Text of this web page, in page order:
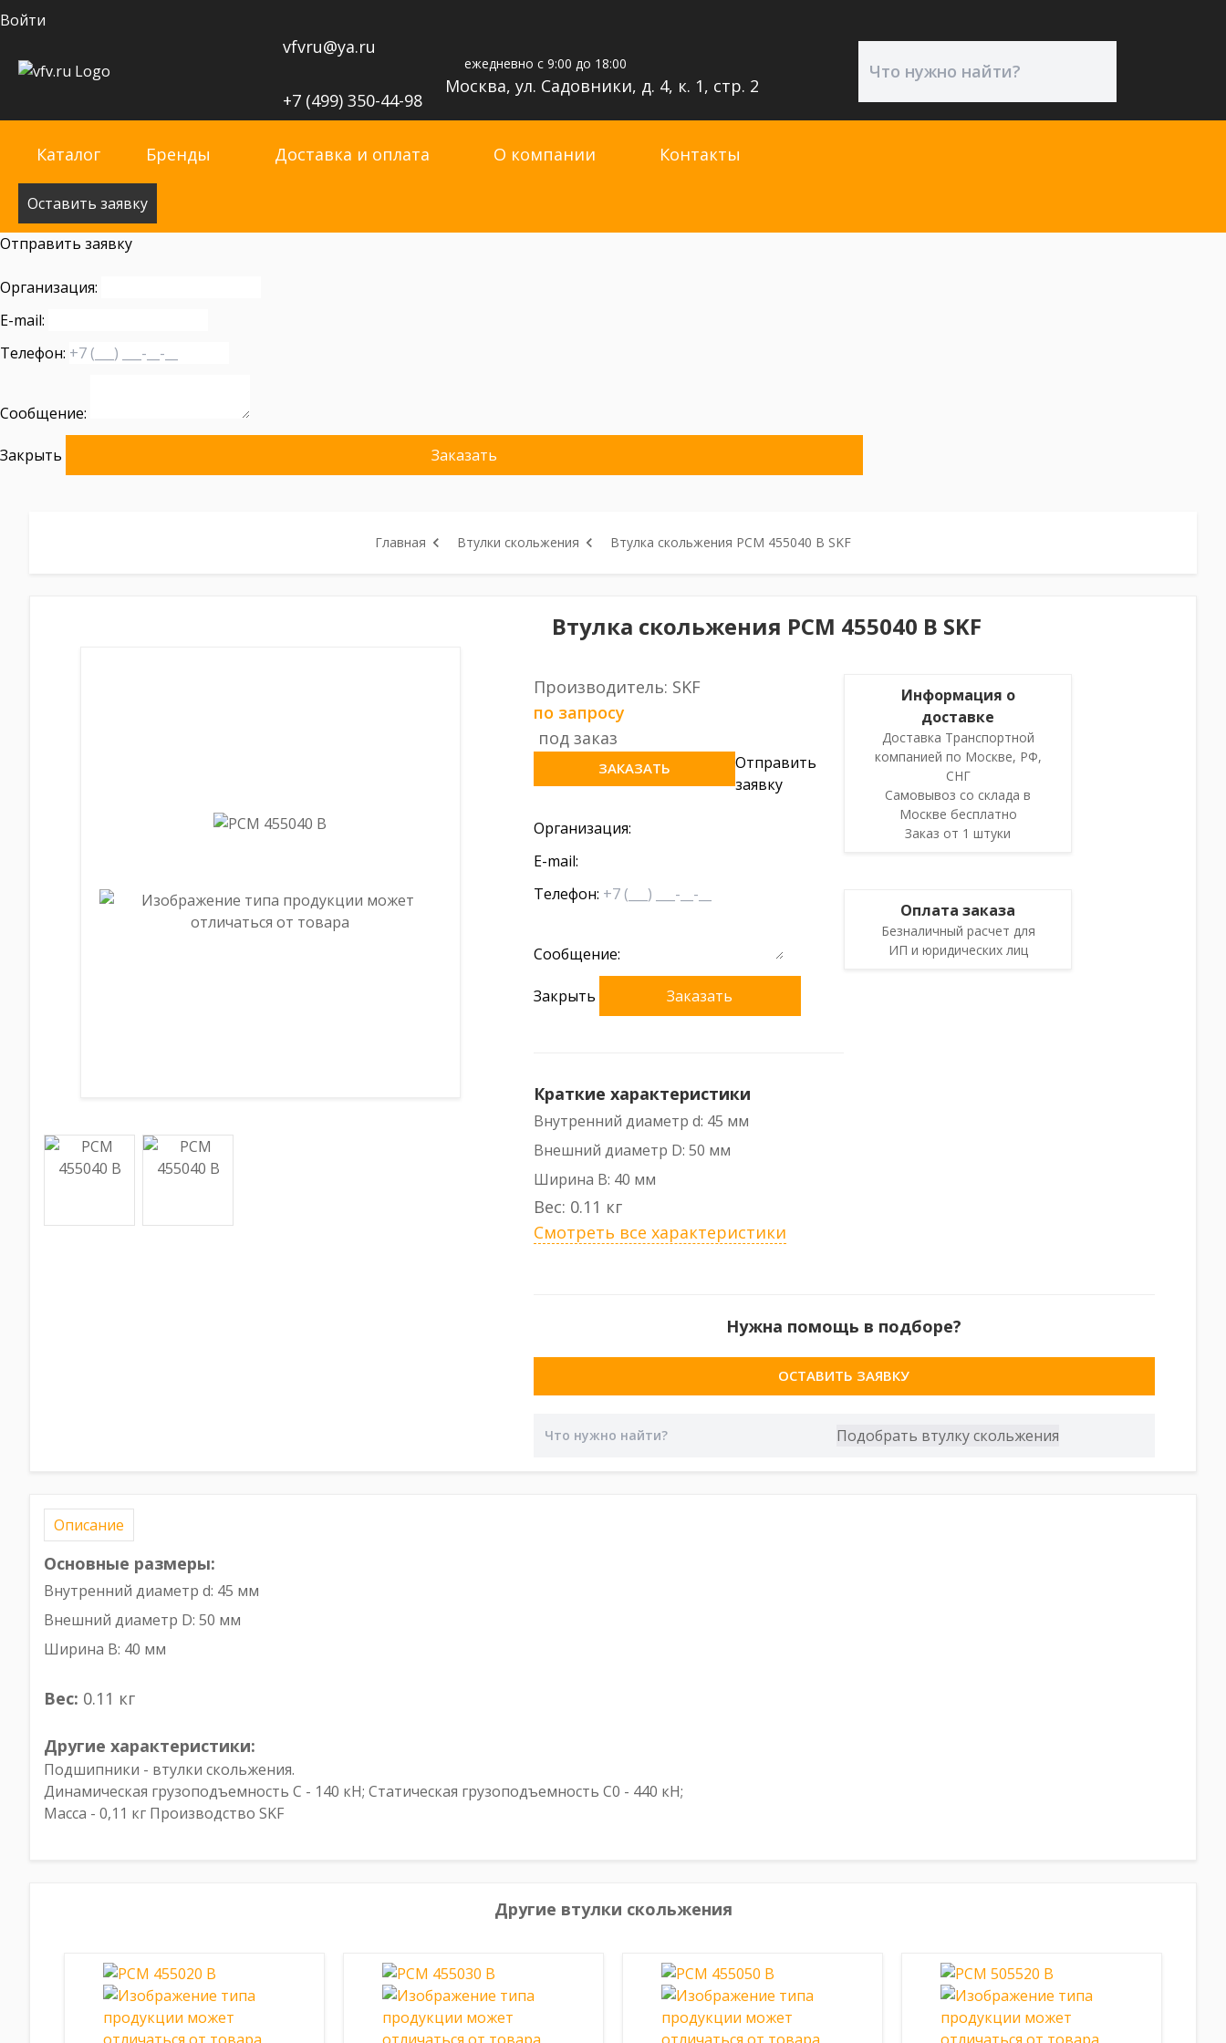
Войти
vfvru@ya.ru
+7 (499) 350-44-98
ежедневно с 9:00 до 18:00
Москва, ул. Садовники, д. 4, к. 1, стр. 2
Каталог Бренды Доставка и оплата О компании Контакты
Оставить заявку
Отправить заявку
Организация:
E-mail:
Телефон:
Сообщение:
Закрыть Заказать
Главная Втулки скольжения Втулка скольжения PCM 455040 B SKF
Втулка скольжения PCM 455040 B SKF
Производитель: SKF
по запросу
под заказ
ЗАКАЗАТЬ
Отправить
заявку
Организация:
E-mail:
Телефон:
Сообщение:
Закрыть Заказать
Краткие характеристики
Внутренний диаметр d: 45 мм
Внешний диаметр D: 50 мм
Ширина B: 40 мм
Вес: 0.11 кг
Смотреть все характеристики
Информация о
доставке
Доставка Транспортной
компанией по Москве, РФ,
СНГ
Самовывоз со склада в
Москве бесплатно
Заказ от 1 штуки
Оплата заказа
Безналичный расчет для
ИП и юридических лиц
Нужна помощь в подборе?
ОСТАВИТЬ ЗАЯВКУ
Описание
Основные размеры:
Внутренний диаметр d: 45 мм
Внешний диаметр D: 50 мм
Ширина B: 40 мм
Вес: 0.11 кг
Другие характеристики:
Подшипники - втулки скольжения.
Динамическая грузоподъемность C - 140 кН; Статическая грузоподъемность C0 - 440 кН;
Масса - 0,11 кг Производство SKF
Другие втулки скольжения